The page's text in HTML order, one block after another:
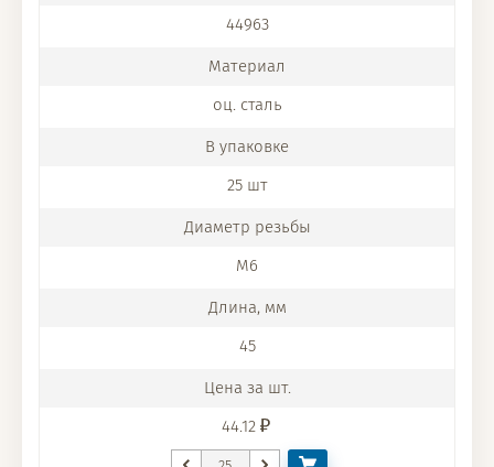
44963
оц. сталь
25 шт
M6
45
44.12